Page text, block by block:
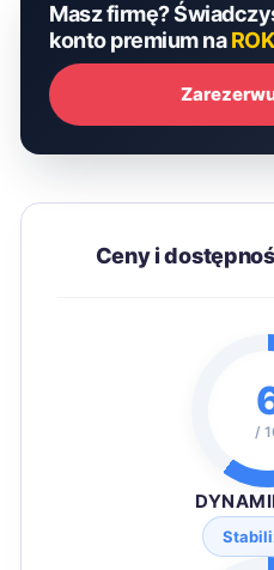
Masz firmę?
konto premium na
Ceny i
/